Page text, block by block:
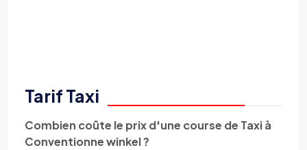
Tarif Taxi
Combien coûte le prix d'une course de Taxi à
Conventionne winkel ?